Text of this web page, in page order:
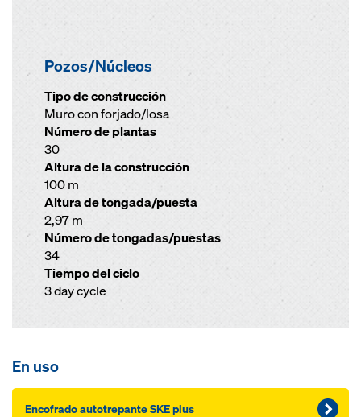
Pozos/Núcleos
Tipo de construcción
Muro con forjado/losa
Número de plantas
30
Altura de la construcción
100 m
Altura de tongada/puesta
2,97 m
Número de tongadas/puestas
34
Tiempo del ciclo
3 day cycle
En uso
Encofrado autotrepante SKE plus